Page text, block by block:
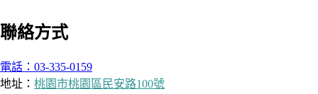
聯絡方式
電話：03-335-0159
地址： 桃園市桃園區民安路100號